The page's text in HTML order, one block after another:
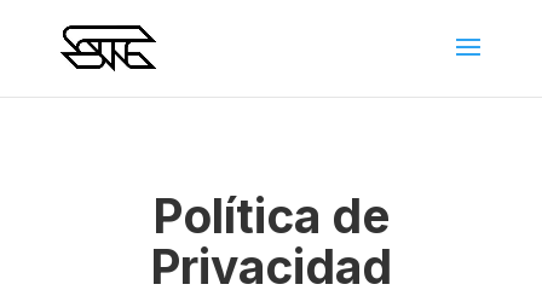
Política de
Privacidad